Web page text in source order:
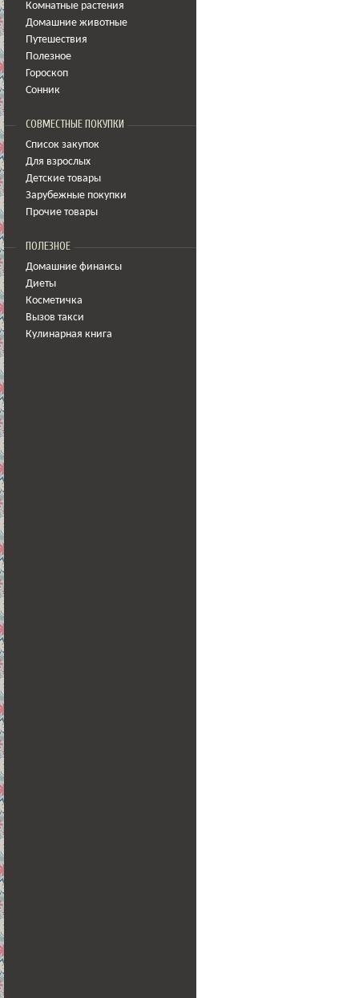
Комнатные растения
Домашние животные
Путешествия
Полезное
Гороскоп
Сонник
СОВМЕСТНЫЕ ПОКУПКИ
Список закупок
Для взрослых
Детские товары
Зарубежные покупки
Прочие товары
ПОЛЕЗНОЕ
Домашние финансы
Диеты
Косметичка
Вызов такси
Кулинарная книга